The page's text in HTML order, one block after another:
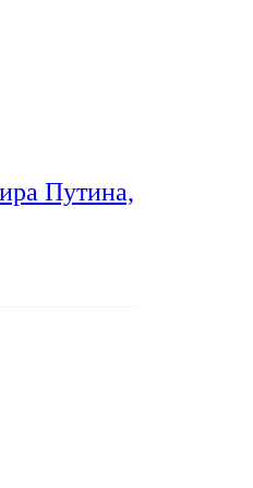
Путина,